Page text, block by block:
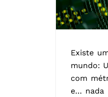
Existe
mundo:
com
e… nada